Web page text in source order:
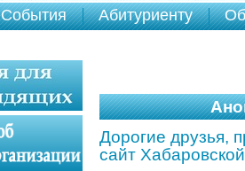
События Абитуриенту
Дорогие друзья,
сайт